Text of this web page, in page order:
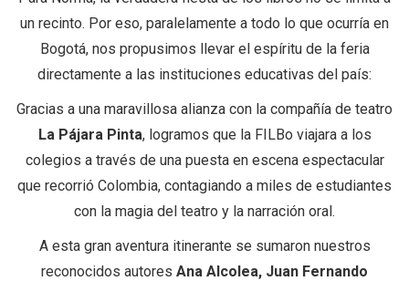
un recinto. Por eso, paralelamente a todo lo que ocurría en
Bogotá, nos propusimos llevar el espíritu de la feria
directamente a las instituciones educativas del país:
Gracias a una maravillosa alianza con la compañía de teatro
La Pájara Pinta, logramos que la FILBo viajara a los
colegios a través de una puesta en escena espectacular
que recorrió Colombia, contagiando a miles de estudiantes
con la magia del teatro y la narración oral.
A esta gran aventura itinerante se sumaron nuestros
reconocidos autores Ana Alcolea, Juan Fernando